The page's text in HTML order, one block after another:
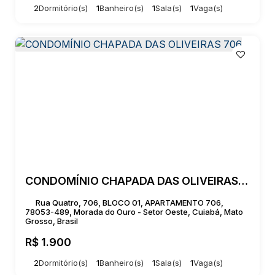
2Dormitório(s) 1Banheiro(s) 1Sala(s) 1Vaga(s)
CONDOMÍNIO CHAPADA DAS OLIVEIRAS 706
R$ 1.900
Rua Quatro, 706, BLOCO 01, APARTAMENTO 706,
78053-489, Morada do Ouro - Setor Oeste, Cuiabá, Mato
Grosso, Brasil
2Dormitório(s) 1Banheiro(s) 1Sala(s) 1Vaga(s)